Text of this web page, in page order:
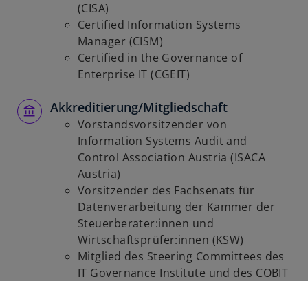
e
g
e
ö
f
n
e
t
(CISA)
Certified Information Systems
Manager (CISM)
Certified in the Governance of
Enterprise IT (CGEIT)
Akkreditierung/Mitgliedschaft
Vorstandsvorsitzender von
Information Systems Audit and
Control Association Austria (ISACA
Austria)
Vorsitzender des Fachsenats für
Datenverarbeitung der Kammer der
Steuerberater:innen und
Wirtschaftsprüfer:innen (KSW)
Mitglied des Steering Committees des
IT Governance Institute und des COBIT